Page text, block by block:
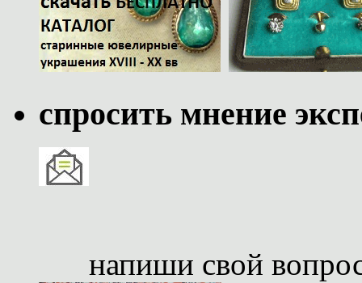
спросить мнение
напиши свой